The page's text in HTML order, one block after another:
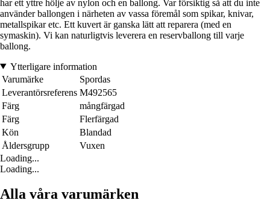
har ett yttre hölje av nylon och en ballong. Var försiktig så att du inte
använder ballongen i närheten av vassa föremål som spikar, knivar,
metallspikar etc. Ett kuvert är ganska lätt att reparera (med en
symaskin). Vi kan naturligtvis leverera en reservballong till varje
ballong.
Ytterligare information
Varumärke
Spordas
Leverantörsreferens M492565
Färg
mångfärgad
Färg
Flerfärgad
Kön
Blandad
Åldersgrupp
Vuxen
Loading...
Loading...
Alla våra varumärken